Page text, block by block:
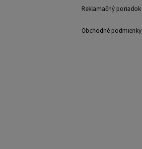
Reklamačný poriadok
Obchodné podmienky